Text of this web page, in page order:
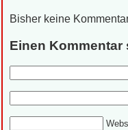
Bisher keine
Einen Kommentar